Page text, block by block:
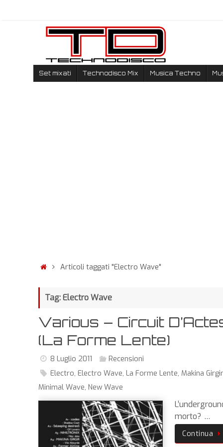
Set mixati Technodisco Mix Musica Techno
Articoli taggati "Electro Wave"
Tag: Electro Wave
Various – Circuit
(La Forme Lente)
8 Luglio 2011
Recensioni
Electro,Electro Wave,La Forme Lente, Makina Girgir
Minimal Wave, New Wave
morto? …
Continua